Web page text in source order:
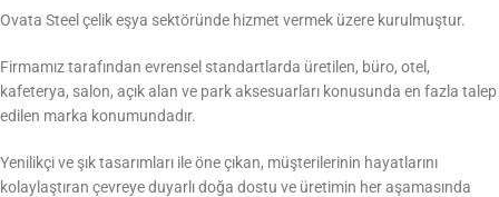
Ovata Steel çelik eşya sektöründe hizmet vermek üzere kurulmuştur.
Firmamız tarafından evrensel standartlarda üretilen, büro, otel,
kafeterya, salon, açık alan ve park aksesuarları konusunda en fazla talep
edilen marka konumundadır.
Yenilikçi ve şık tasarımları ile öne çıkan, müşterilerinin hayatlarını
kolaylaştıran çevreye duyarlı doğa dostu ve üretimin her aşamasında